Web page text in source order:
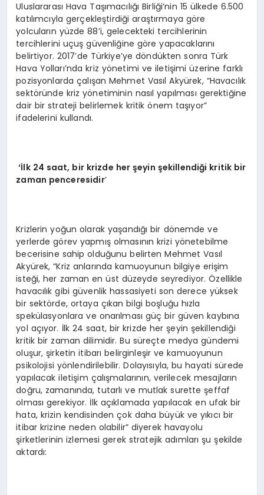
Uluslararası Hava Taşımacılığı Birliği’nin 15 ülkede 6.500
katılımcıyla gerçekleştirdiği araştırmaya göre
yolcuların yüzde 88’i, gelecekteki tercihlerinin
tercihlerini uçuş güvenliğine göre yapacaklarını
belirtiyor. 2017’de Türkiye’ye döndükten sonra Türk
Hava Yolları’nda kriz yönetimi ve iletişimi üzerine farklı
pozisyonlarda çalışan Mehmet Vasıl Akyürek, “Havacılık
sektöründe kriz yönetiminin nasıl yapılması gerektiğine
dair bir strateji belirlemek kritik önem taşıyor”
ifadelerini kullandı.
‘İlk 24 saat, bir krizde her şeyin şekillendiği kritik bir
zaman penceresidir’
Krizlerin yoğun olarak yaşandığı bir dönemde ve
yerlerde görev yapmış olmasının krizi yönetebilme
becerisine sahip olduğunu belirten Mehmet Vasıl
Akyürek, “Kriz anlarında kamuoyunun bilgiye erişim
isteği, her zaman en üst düzeyde seyrediyor. Özellikle
havacılık gibi güvenlik hassasiyeti son derece yüksek
bir sektörde, ortaya çıkan bilgi boşluğu hızla
spekülasyonlara ve onarılması güç bir güven kaybına
yol açıyor. İlk 24 saat, bir krizde her şeyin şekillendiği
kritik bir zaman dilimidir. Bu süreçte medya gündemi
oluşur, şirketin itibarı belirginleşir ve kamuoyunun
psikolojisi yönlendirilebilir. Dolayısıyla, bu hayati sürede
yapılacak iletişim çalışmalarının, verilecek mesajların
doğru, zamanında, tutarlı ve mutlak surette şeffaf
olması gerekiyor. İlk açıklamada yapılacak en ufak bir
hata, krizin kendisinden çok daha büyük ve yıkıcı bir
itibar krizine neden olabilir” diyerek havayolu
şirketlerinin izlemesi gerek stratejik adımları şu şekilde
aktardı: